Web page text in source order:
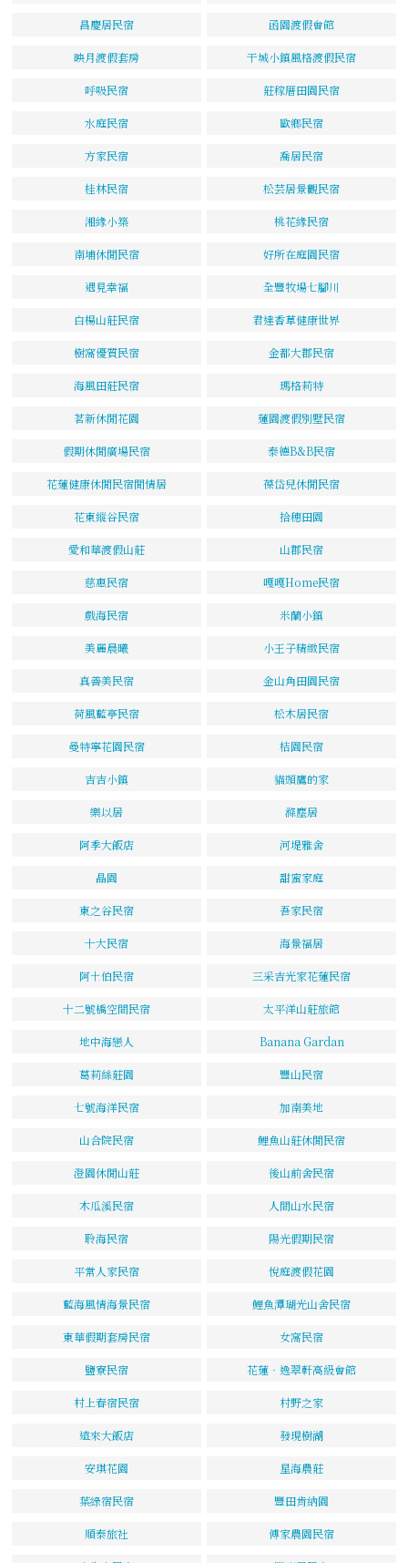
昌慶居民宿 函園渡假會館
映月渡假套房 干城小鎮風格渡假民宿
呼吸民宿 莊稼厝田園民宿
水庭民宿 歐鄉民宿
方家民宿 喬居民宿
桂林民宿 松芸居景觀民宿
湘緣小築 桃花緣民宿
南埔休閒民宿 好所在庭園民宿
遇見幸福 全豐牧場七腳川
白楊山莊民宿 君達香草健康世界
樹窩優質民宿 金都大郡民宿
海風田莊民宿 瑪格莉特
茗新休閒花園 蓮園渡假別墅民宿
假期休閒廣場民宿 泰德B&B民宿
花蓮健康休閒民宿閒情居 葆岱兒休閒民宿
花東縱谷民宿 拾穗田園
愛和華渡假山莊 山郡民宿
慈惠民宿 嘎嘎Home民宿
戲海民宿 米蘭小鎮
美麗晨曦 小王子精緻民宿
真善美民宿 金山角田園民宿
荷風藍亭民宿 松木居民宿
曼特寧花園民宿 桔園民宿
吉吉小鎮 貓頭鷹的家
樂以居 滌塵居
阿季大飯店 河堤雅舍
晶園 甜蜜家庭
東之谷民宿 吾家民宿
十大民宿 海景福居
阿土伯民宿 三采吉光家花蓮民宿
十二號橋空間民宿 太平洋山莊旅館
地中海戀人 Banana Gardan
葛莉絲莊園 豐山民宿
七號海洋民宿 加南美地
山合院民宿 鯉魚山莊休閒民宿
澄園休閒山莊 後山前舍民宿
木瓜溪民宿 人間山水民宿
聆海民宿 陽光假期民宿
平常人家民宿 悅庭渡假花園
藍海風情海景民宿 鯉魚潭瑚光山舍民宿
東華假期套房民宿 女窩民宿
鹽寮民宿 花蓮‧逸翠軒高級會館
村上春宿民宿 村野之家
遠來大飯店 發現樹湖
安琪花園 星海農莊
葉綠宿民宿 豐田肯納園
順泰旅社 傅家農園民宿